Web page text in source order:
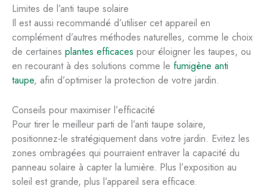
Limites de l’anti taupe solaire
Il est aussi recommandé d’utiliser cet appareil en
complément d’autres méthodes naturelles, comme le choix
de certaines plantes efficaces pour éloigner les taupes, ou
en recourant à des solutions comme le fumigène anti
taupe, afin d’optimiser la protection de votre jardin.
Conseils pour maximiser l’efficacité
Pour tirer le meilleur parti de l’anti taupe solaire,
positionnez-le stratégiquement dans votre jardin. Evitez les
zones ombragées qui pourraient entraver la capacité du
panneau solaire à capter la lumière. Plus l’exposition au
soleil est grande, plus l’appareil sera efficace.